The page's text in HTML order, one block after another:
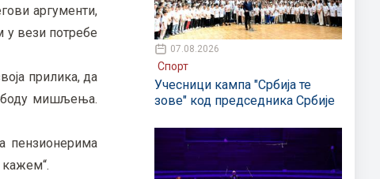
аргументи,
вези потребе
прилика, да
мишљења.
пензионерима
кажем“.
07.08.2026
Спорт
Учесници кампа "Србија те
зове" код председника Србије